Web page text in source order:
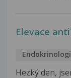
Elevace
Hezký den,